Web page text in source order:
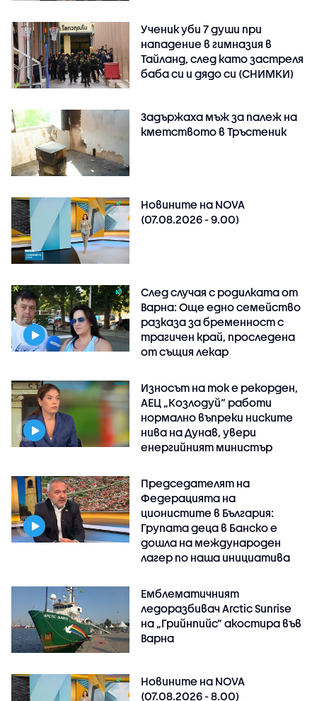
Ученик уби 7 души при
нападение в гимназия в
Тайланд, след като застреля
баба си и дядо си (СНИМКИ)
Задържаха мъж за палеж на
кметството в Тръстеник
Новините на NOVA
(07.08.2026 - 9.00)
След случая с родилката от
Варна: Още едно семейство
разказа за бременност с
трагичен край, проследена
от същия лекар
Износът на ток е рекорден,
АЕЦ „Козлодуй“ работи
нормално въпреки ниските
нива на Дунав, увери
енергийният министър
Председателят на
Федерацията на
ционистите в България:
Групата деца в Банско е
дошла на международен
лагер по наша инициатива
Емблематичният
ледоразбивач Arctic Sunrise
на „Грийнпийс” акостира във
Варна
Новините на NOVA
(07.08.2026 - 8.00)